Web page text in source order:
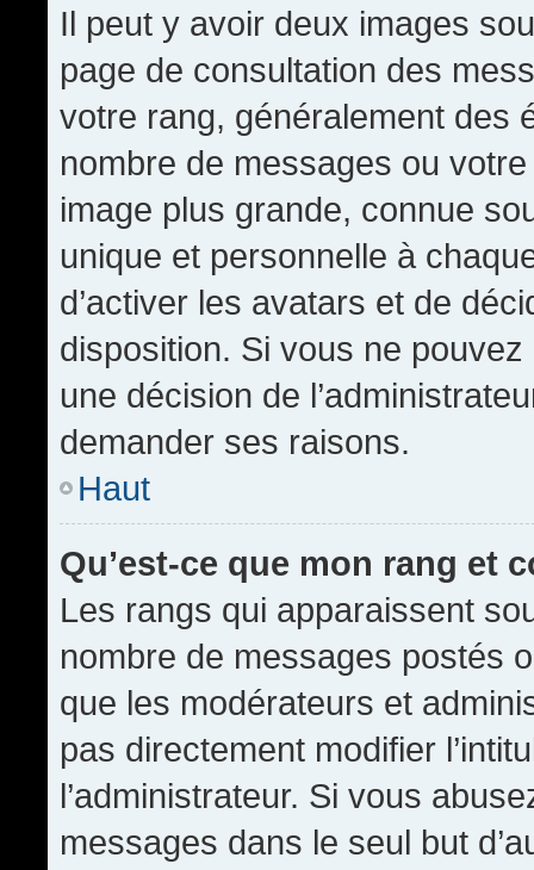
Il peut y avoir deux images
page de consultation des
votre rang, généralement des
nombre de messages ou
image plus grande, connue
unique et personnelle à
d’activer les avatars et de
disposition. Si vous ne pouvez
une décision de
demander ses raisons.
Haut
Qu’est-ce que mon rang et
Les rangs qui apparaissent
nombre de messages postés
que les modérateurs et
pas directement modifier
l’administrateur. Si vous
messages dans le seul but